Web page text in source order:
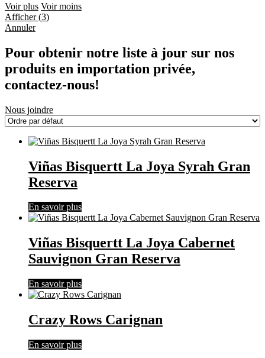
Voir plus Voir moins
Afficher(3)
Annuler
Pour obtenir notre liste à jour sur nos
produits en importation privée,
contactez-nous!
Nous joindre
Viñas Bisquertt La Joya Syrah Gran
Reserva
En savoir plus
Viñas Bisquertt La Joya Cabernet
Sauvignon Gran Reserva
En savoir plus
Crazy Rows Carignan
En savoir plus